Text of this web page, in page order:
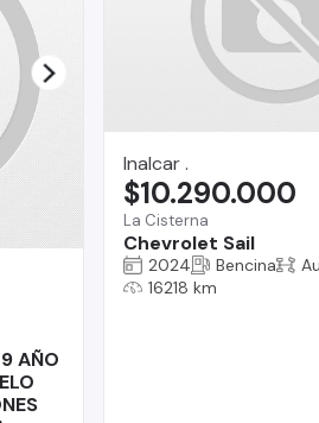
AÑO
Inalcar .
La Cisterna
Chevrolet Sail
$10.290.000
2024 Bencina
16218 km